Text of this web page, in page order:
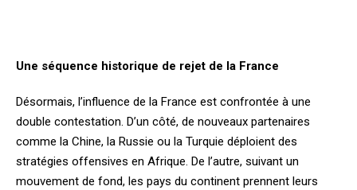
Une séquence historique de rejet de la France
Désormais, l’influence de la France est confrontée à une
double contestation. D’un côté, de nouveaux partenaires
comme la Chine, la Russie ou la Turquie déploient des
stratégies offensives en Afrique. De l’autre, suivant un
mouvement de fond, les pays du continent prennent leurs